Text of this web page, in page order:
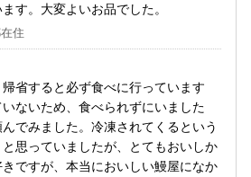
す。大変よいお品でした。
住
省すると必ず食べに行っています
ないため、食べられずにいました
でみました。冷凍されてくるという
思っていましたが、とてもおいしか
ですが、本当においしい鰻屋になか